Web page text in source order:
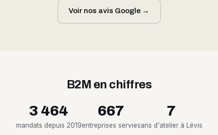
Voir nos avis Google →
B2M en chiffres
3 464
mandats depuis 2019
667
entreprises servies
7
ans d'atelier à Lévis